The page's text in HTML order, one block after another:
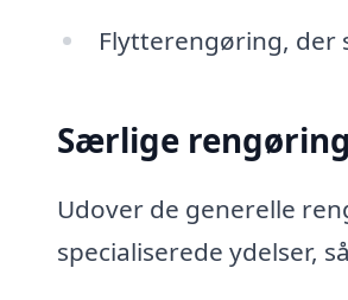
Flytterengøring, der
Særlige
Udover de generelle
specialiserede ydelser,